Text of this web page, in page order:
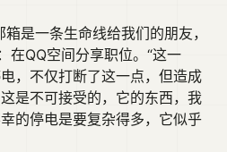
是一条生命线给我们的朋友，
在QQ空间分享职位。“这一
，不仅打断了这一点，但造成
是不可接受的，它的东西，我
的停电是要复杂得多，它似乎